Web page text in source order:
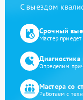
С выездом
Срочный
Мастер
Диагностика
Определим
Мастера со
Работаем с